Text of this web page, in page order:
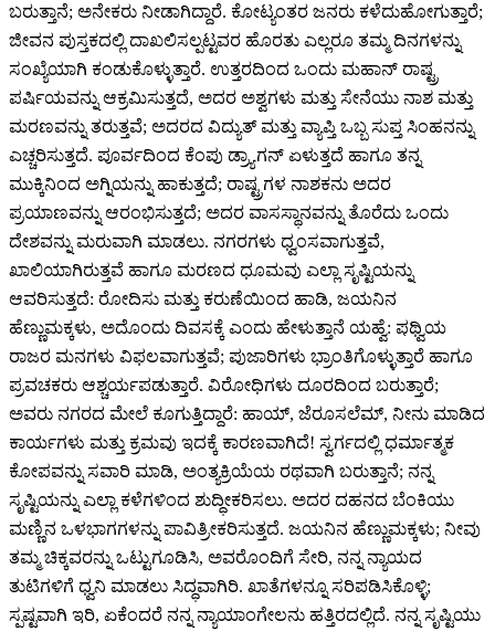
ಬರುತ್ತಾನೆ; ಅನೇಕರು ನೀಡಾಗಿದ್ದಾರೆ. ಕೋಟ್ಯಂತರ ಜನರು ಕಳೆದುಹೋಗುತ್ತಾರೆ;
ಜೀವನ ಪುಸ್ತಕದಲ್ಲಿ ದಾಖಲಿಸಲ್ಪಟ್ಟವರ ಹೊರತು ಎಲ್ಲರೂ ತಮ್ಮ ದಿನಗಳನ್ನು
ಸಂಖ್ಯೆಯಾಗಿ ಕಂಡುಕೊಳ್ಳುತ್ತಾರೆ. ಉತ್ತರದಿಂದ ಒಂದು ಮಹಾನ್ ರಾಷ್ಟ್ರ
ಪರ್ಷಿಯವನ್ನು ಆಕ್ರಮಿಸುತ್ತದೆ, ಅದರ ಅಶ್ವಗಳು ಮತ್ತು ಸೇನೆಯು ನಾಶ ಮತ್ತು
ಮರಣವನ್ನು ತರುತ್ತವೆ; ಅದರದ ವಿದ್ಯುತ್ ಮತ್ತು ವ್ಯಾಪ್ತಿ ಒಬ್ಬ ಸುಪ್ತ ಸಿಂಹನನ್ನು
ಎಚ್ಚರಿಸುತ್ತದೆ. ಪೂರ್ವದಿಂದ ಕೆಂಪು ಡ್ರ್ಯಾಗನ್ ಏಳುತ್ತದೆ ಹಾಗೂ ತನ್ನ
ಮುಕ್ಕಿನಿಂದ ಅಗ್ನಿಯನ್ನು ಹಾಕುತ್ತದೆ; ರಾಷ್ಟ್ರಗಳ ನಾಶಕನು ಅದರ
ಪ್ರಯಾಣವನ್ನು ಆರಂಭಿಸುತ್ತದೆ; ಅದರ ವಾಸಸ್ಥಾನವನ್ನು ತೊರೆದು ಒಂದು
ದೇಶವನ್ನು ಮರುವಾಗಿ ಮಾಡಲು. ನಗರಗಳು ಧ್ವಂಸವಾಗುತ್ತವೆ,
ಖಾಲಿಯಾಗಿರುತ್ತವೆ ಹಾಗೂ ಮರಣದ ಧೂಮವು ಎಲ್ಲಾ ಸೃಷ್ಟಿಯನ್ನು
ಆವರಿಸುತ್ತದೆ: ರೋದಿಸು ಮತ್ತು ಕರುಣೆಯಿಂದ ಹಾಡಿ, ಜಯನಿನ
ಹೆಣ್ಣುಮಕ್ಕಳು, ಅದೊಂದು ದಿವಸಕ್ಕೆ ಎಂದು ಹೇಳುತ್ತಾನೆ ಯಹ್ವೆ: ಪৃಥ್ವಿಯ
ರಾಜರ ಮನಗಳು ವಿಫಲವಾಗುತ್ತವೆ; ಪುಜಾರಿಗಳು ಭ್ರಾಂತಿಗೊಳ್ಳುತ್ತಾರೆ ಹಾಗೂ
ಪ್ರವಚಕರು ಆಶ್ಚರ್ಯಪಡುತ್ತಾರೆ. ವಿರೋಧಿಗಳು ದೂರದಿಂದ ಬರುತ್ತಾರೆ;
ಅವರು ನಗರದ ಮೇಲೆ ಕೂಗುತ್ತಿದ್ದಾರೆ: ಹಾಯ್, ಜೆರೂಸಲೆಮ್, ನೀನು ಮಾಡಿದ
ಕಾರ್ಯಗಳು ಮತ್ತು ಕ್ರಮವು ಇದಕ್ಕೆ ಕಾರಣವಾಗಿದೆ! ಸ್ವರ್ಗದಲ್ಲಿ ಧರ್ಮಾತ್ಮಕ
ಕೋಪವನ್ನು ಸವಾರಿ ಮಾಡಿ, ಅಂತ್ಯಕ್ರಿಯೆಯ ರಥವಾಗಿ ಬರುತ್ತಾನೆ; ನನ್ನ
ಸೃಷ್ಟಿಯನ್ನು ಎಲ್ಲಾ ಕಳೆಗಳಿಂದ ಶುದ್ಧೀಕರಿಸಲು. ಅದರ ದಹನದ ಬೆಂಕಿಯು
ಮಣ್ಣಿನ ಒಳಭಾಗಗಳನ್ನು ಪಾವಿತ್ರೀಕರಿಸುತ್ತದೆ. ಜಯನಿನ ಹೆಣ್ಣುಮಕ್ಕಳು; ನೀವು
ತಮ್ಮ ಚಿಕ್ಕವರನ್ನು ಒಟ್ಟುಗೂಡಿಸಿ, ಅವರೊಂದಿಗೆ ಸೇರಿ, ನನ್ನ ನ್ಯಾಯದ
ತುಟಿಗಳಿಗೆ ಧ್ವನಿ ಮಾಡಲು ಸಿದ್ಧವಾಗಿರಿ. ಖಾತೆಗಳನ್ನೂ ಸರಿಪಡಿಸಿಕೊಳ್ಳಿ;
ಸ್ಪಷ್ಟವಾಗಿ ಇರಿ, ಏಕೆಂದರೆ ನನ್ನ ನ್ಯಾಯಾಂಗೇಲನು ಹತ್ತಿರದಲ್ಲಿದೆ. ನನ್ನ ಸೃಷ್ಟಿಯು